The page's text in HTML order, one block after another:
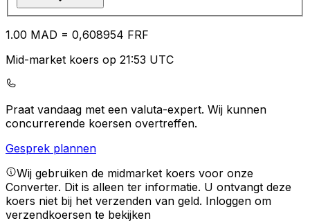
1.00 MAD = 0,608954 FRF
Mid-market koers op 21:53 UTC
Praat vandaag met een valuta-expert. Wij kunnen
concurrerende koersen overtreffen.
Gesprek plannen
Wij gebruiken de midmarket koers voor onze
Converter. Dit is alleen ter informatie. U ontvangt deze
koers niet bij het verzenden van geld. Inloggen om
verzendkoersen te bekijken